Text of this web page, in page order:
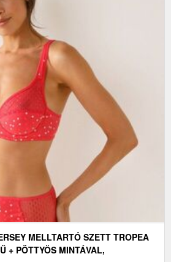
MELLTARTÓ SZETT TROPEA
+ PÖTTYÖS MINTÁVAL,